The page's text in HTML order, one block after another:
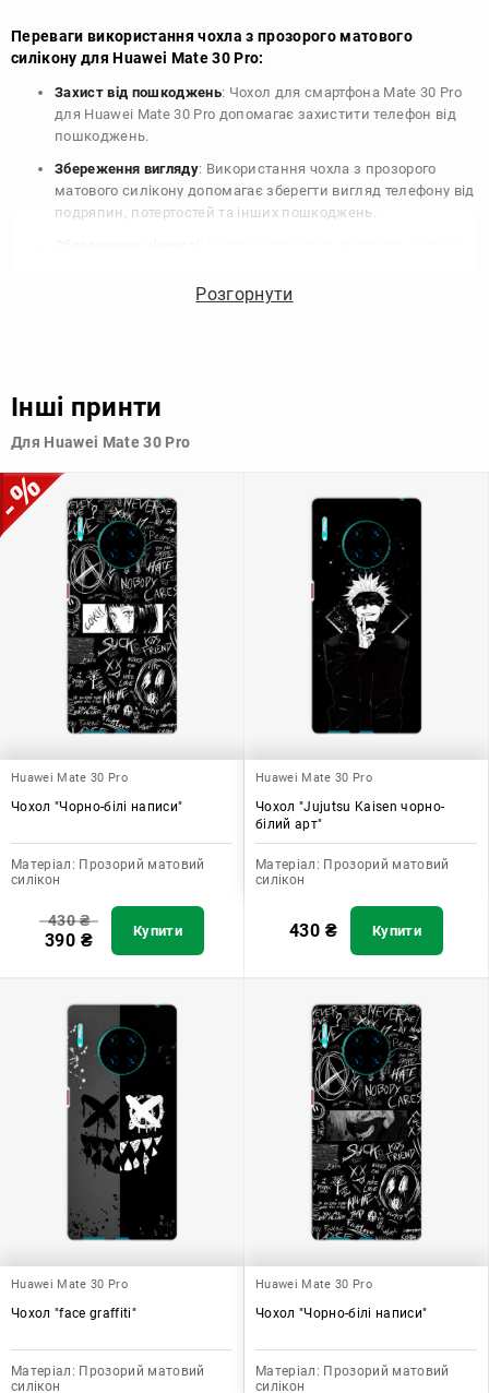
Переваги використання чохла з прозорого матового
силікону для Huawei Mate 30 Pro:
Захист від пошкоджень: Чохол для смартфона Mate 30 Pro
для Huawei Mate 30 Pro допомагає захистити телефон від
пошкоджень.
Збереження вигляду: Використання чохла з прозорого
матового силікону допомагає зберегти вигляд телефону від
подряпин, потертостей та інших пошкоджень.
телефону, що особливо важливо для людей, які планують
стилю та особистому смаку.
Узагалі, чохол для телефону - це дуже корисний аксесуар, який
додати зручності в користуванні.
Розгорнути
Інші принти
Для Huawei Mate 30 Pro
Huawei Mate 30 Pro
Чохол "Чорно-білі написи"
Матеріал: Прозорий матовий
силікон
430₴
390 ₴ Купити
Huawei Mate 30 Pro
Чохол "Jujutsu Kaisen чорно-
білий арт"
Матеріал: Прозорий матовий
силікон
430 ₴ Купити
Huawei Mate 30 Pro
Чохол "face graffiti"
Матеріал: Прозорий матовий
силікон
Huawei Mate 30 Pro
Чохол "Чорно-білі написи"
Матеріал: Прозорий матовий
силікон